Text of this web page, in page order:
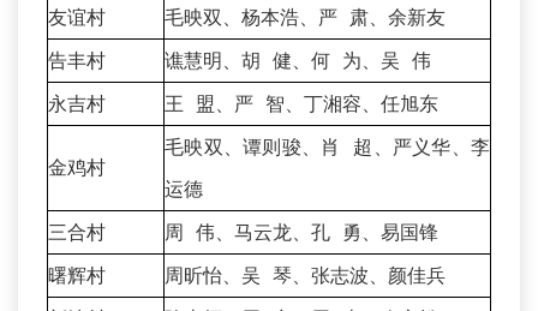
友谊村
毛映双、杨本浩、严 肃、余新友
告丰村
谯慧明、胡 健、何 为、吴 伟
永吉村
王 盟、严 智、丁湘容、任旭东
金鸡村
毛映双、谭则骏、肖 超、严义华、李
运德
三合村
周 伟、马云龙、孔 勇、易国锋
曙辉村
周昕怡、吴 琴、张志波、颜佳兵